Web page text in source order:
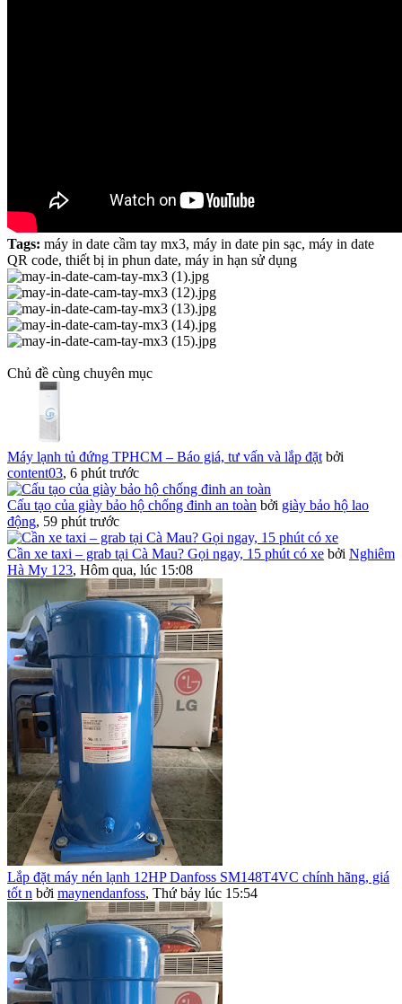
Tags: máy in date cầm tay mx3, máy in date pin sạc, máy in date
QR code, thiết bị in phun date, máy in hạn sử dụng
Chủ đề cùng chuyên mục
Máy lạnh tủ đứng TPHCM – Báo giá, tư vấn và lắp đặt bởi
content03, 6 phút trước
Cấu tạo của giày bảo hộ chống đinh an toàn bởi giày bảo hộ lao
động, 59 phút trước
Cần xe taxi – grab tại Cà Mau? Gọi ngay, 15 phút có xe bởi Nghiêm
Hà My 123, Hôm qua, lúc 15:08
Lắp đặt máy nén lạnh 12HP Danfoss SM148T4VC chính hãng, giá
tốt n bởi maynendanfoss, Thứ bảy lúc 15:54